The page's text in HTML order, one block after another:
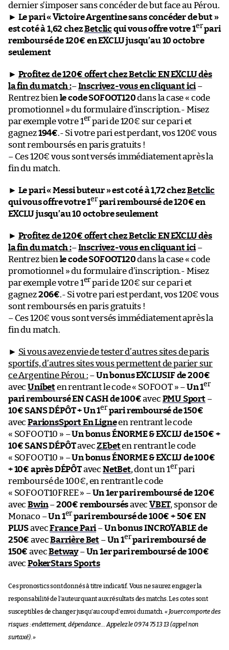
dernier s’imposer sans concéder de but face au Pérou.
► Le pari « Victoire Argentine sans concéder de but »
est coté à 1,62 chezBetclicqui vous offre votre 1erpari
remboursé de 120€ en EXCLU jusqu’au 10 octobre
seulement
► Profitez de 120€ offert chez Betclic EN EXCLU dès
la fin du match :–Inscrivez-vous en cliquant ici–
Rentrez bien le code SOFOOT120dans la case « code
promotionnel » du formulaire d’inscription.- Misez
par exemple votre 1er pari de 120€ sur ce pari et
gagnez194€.- Si votre pari est perdant, vos 120€ vous
sont remboursés en paris gratuits !
– Ces 120€ vous sont versés immédiatement après la
fin du match.
► Le pari « Messi buteur » est coté à 1,72 chezBetclic
qui vous offre votre 1er pari remboursé de 120€ en
EXCLU jusqu’au 10 octobre seulement
► Profitez de 120€ offert chez Betclic EN EXCLU dès
la fin du match :–Inscrivez-vous en cliquant ici–
Rentrez bien le code SOFOOT120dans la case « code
promotionnel » du formulaire d’inscription.- Misez
par exemple votre 1er pari de 120€ sur ce pari et
gagnez206€.- Si votre pari est perdant, vos 120€ vous
sont remboursés en paris gratuits !
– Ces 120€ vous sont versés immédiatement après la
fin du match.
► Si vous avez envie de tester d’autres sites de paris
sportifs, d’autres sites vous permettent de parier sur
ce Argentine Pérou : –Un bonus EXCLUSIF de 200€
avecUnibeten rentrant le code « SOFOOT » –Un 1er
pari remboursé EN CASH de 100€avec PMU Sport–
10€ SANS DÉPÔT + Un 1er pari remboursé de 150€
avecParionsSport En Ligneen rentrant le code
« SOFOOT10 » –Un bonus ÉNORME & EXCLU de 150€ +
10€ SANS DÉPÔTavecZEbeten rentrant le code
« SOFOOT10 » –Un bonus ÉNORME & EXCLU de 100€
+ 10€ après DÉPÔTavec NetBet, dont un 1erpari
remboursé de 100€, en rentrant le code
« SOFOOT10FREE » –Un 1er pari remboursé de 120€
avecBwin–200€ remboursésavecVBET, sponsor de
Monaco –Un 1er pari remboursé de 100€ + 50€ EN
PLUSavecFrance Pari–Un bonus INCROYABLE de
250€ avecBarrière Bet –Un 1erpari remboursé de
150€ avecBetway–Un 1er pari remboursé de 100€
avecPokerStars Sports
Ces pronostics sont donnés à titre indicatif. Vous ne saurez engager la
responsabilité de l’auteur quant aux résultats des matchs. Les cotes sont
susceptibles de changer jusqu’au coup d’envoi du match. « Jouer comporte des
risques : endettement, dépendance… Appelez le 09 74 75 13 13 (appel non
surtaxé). »